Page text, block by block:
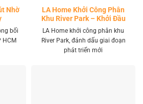
Nhờ
bối
HCM
LA Home Khởi Công Phân
Khu River Park – Khởi Đầu
Giai Đoạn Phát Triển Mới
LA Home khởi công phân khu
River Park, đánh dấu giai đoạn
phát triển mới